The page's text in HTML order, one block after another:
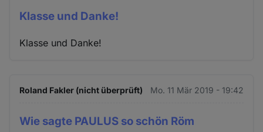
Klasse und Danke!
Klasse und Danke!
Roland Fakler (nicht überprüft) Mo. 11 Mär 2019 - 19:42
Wie sagte PAULUS so schön Röm